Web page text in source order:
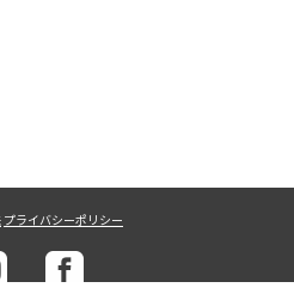
プライバシーポリシー